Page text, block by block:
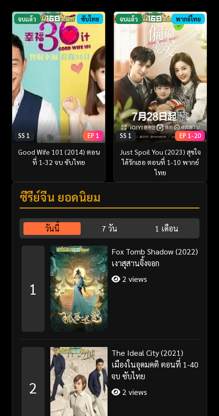
จบแล้ว ซับไทย
SS 1 EP 1
Good Wife 101 (2014) ตอน
ที่ 1-32 จบ ซับไทย
จบแล้ว พากย์ไทย
SS 1 EP 1-20
Just Spoil You (2023) สุขใจ
ได้รักเธอ ตอนที่ 1-10 พากย์
ไทย
ซีรี่ย์จีน ยอดนิยม
วันนี้ 7 วัน 1 เดือน
1
Fox Tomb Shadow (2022)
เงาสุสานจิ้งจอก
2 views
2
The Ideal City (2021)
เมืองในอุดมคติ ตอนที่ 1-40
จบ ซับไทย
2 views